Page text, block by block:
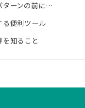
ターンの前に…
る便利ツール
知ること